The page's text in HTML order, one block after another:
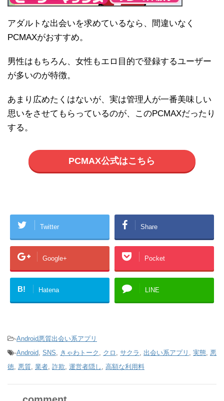
アダルトな出会いを求めているなら、間違いなく
PCMAXがおすすめ。
男性はもちろん、女性もエロ目的で登録するユーザー
が多いのが特徴。
あまり広めたくはないが、実は管理人が一番美味しい
思いをさせてもらっているのが、このPCMAXだったり
する。
PCMAX公式はこちら
Twitter Share
Google+ Pocket
B! Hatena LINE
-Android悪質出会い系アプリ
-Android, SNS, きゃわトーク , クロ , サクラ , 出会い系アプリ , 実態, 悪
徳, 悪質, 業者, 詐欺, 運営者隠し , 高額な利用料